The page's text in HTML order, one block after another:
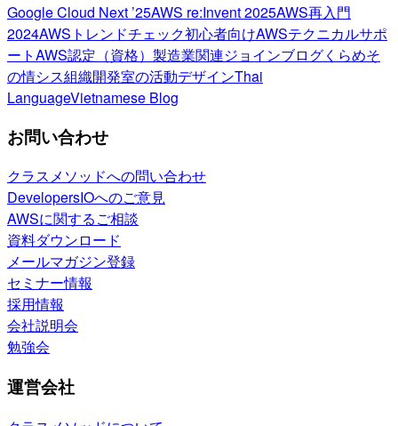
Google Cloud Next ’25AWS re:Invent 2025AWS再入門
2024AWSトレンドチェック初心者向けAWSテクニカルサポ
ートAWS認定（資格） 製造業関連ジョインブログくらめそ
の情シス組織開発室の活動デザインThai
LanguageVietnamese Blog
お問い合わせ
クラスメソッドへの問い合わせ
DevelopersIOへのご意見
AWSに関するご相談
資料ダウンロード
メールマガジン登録
セミナー情報
採用情報
会社説明会
勉強会
運営会社